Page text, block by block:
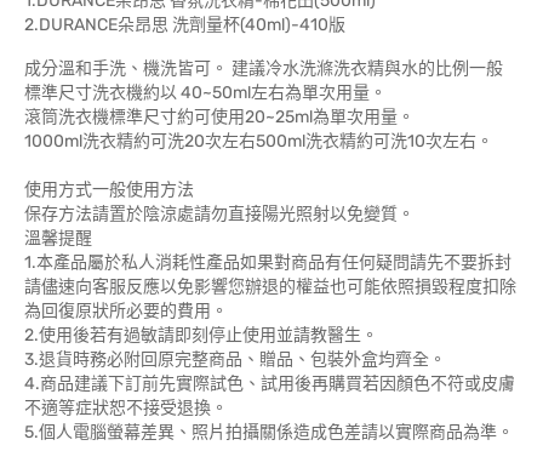
2.DURANCE朵昂思 洗劑量杯(40ml)-410版
成分溫和手洗、機洗皆可。 建議冷水洗滌洗衣精與水的比例一般
標準尺寸洗衣機約以 40~50ml左右為單次用量。
滾筒洗衣機標準尺寸約可使用20~25ml為單次用量。
1000ml洗衣精約可洗20次左右500ml洗衣精約可洗10次左右。
使用方式一般使用方法
保存方法請置於陰涼處請勿直接陽光照射以免變質。
溫馨提醒
1.本產品屬於私人消耗性產品如果對商品有任何疑問請先不要拆封
請儘速向客服反應以免影響您辦退的權益也可能依照損毀程度扣除
為回復原狀所必要的費用。
2.使用後若有過敏請即刻停止使用並請教醫生。
3.退貨時務必附回原完整商品、贈品、包裝外盒均齊全。
4.商品建議下訂前先實際試色、試用後再購買若因顏色不符或皮膚
不適等症狀恕不接受退換。
5.個人電腦螢幕差異、照片拍攝關係造成色差請以實際商品為準。